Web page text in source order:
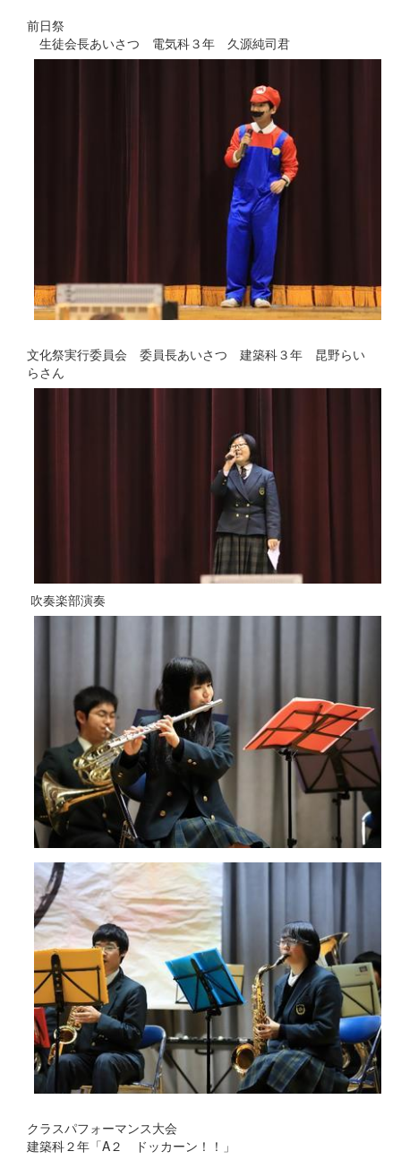
前日祭
生徒会長あいさつ 電気科３年 久源純司君
文化祭実行委員会 委員長あいさつ 建築科３年 昆野らい
らさん
吹奏楽部演奏
クラスパフォーマンス大会
建築科２年「A２ ドッカーン！！」